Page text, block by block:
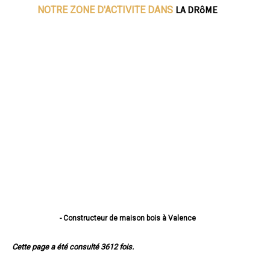
NOTRE ZONE D'ACTIVITE DANS LA DRôME
- Constructeur de maison bois à Valence
- Constructeur de maison bois à Bourg-lès-Valence
Cette page a été consulté 3612 fois.